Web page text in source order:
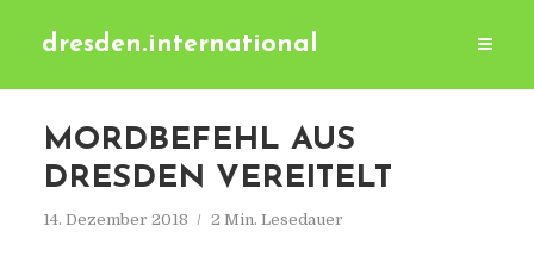
dresden.international
MORDBEFEHL AUS
DRESDEN VEREITELT
14. Dezember 2018 2 Min. Lesedauer